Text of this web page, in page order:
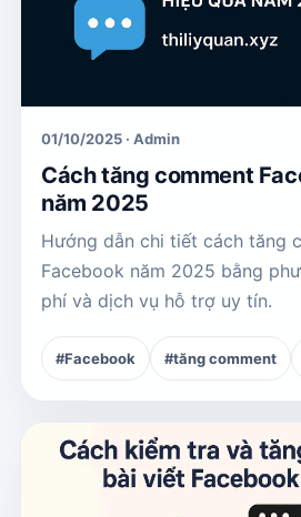
01/10/2025 · Admin
Cách tăng comment
năm 2025
Hướng dẫn chi tiết cách tăng
Facebook năm 2025 bằng
phí và dịch vụ hỗ trợ uy tín.
#Facebook #tăng comment